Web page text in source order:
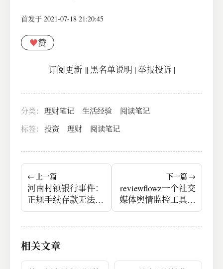
首发于 2021-07-18 21:20:45
♥赞
订阅更新||黑名单说明 |举报投诉 |
分类： 理财笔记 生活经验
阅读笔记
标签： 投资 理财 阅读笔记
← 上一篇
河南村镇银行事件：
正规手续存款无法取
款
下一篇 →
reviewflowz一个社交
媒体舆情监控工具三
个月实现月入200美
相关文章